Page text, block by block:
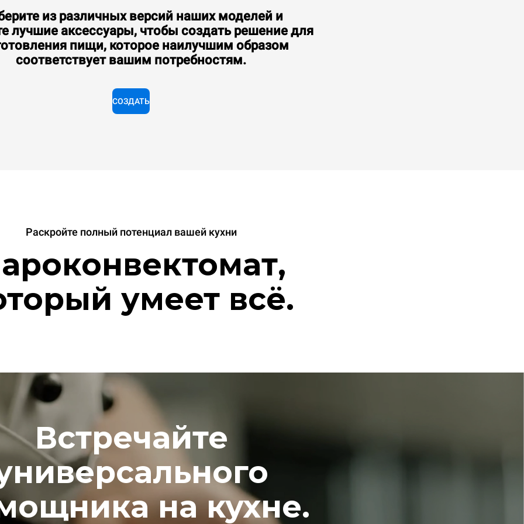
Потребление в кВт·ч: 108 кВт·ч/день
Выбросы CO2: 19,5 Кг CO2/день
12 850,00 €без учета НДС
из различных версий наших моделей и
лучшие аксессуары, чтобы создать решение для
пищи, которое наилучшим образом
соответствует вашим потребностям.
СОЗДАТЬ
Раскройте полный потенциал вашей кухни
умеет всё.
Встречайте
на кухне.